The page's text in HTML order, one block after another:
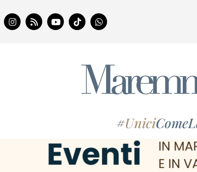
#Unici